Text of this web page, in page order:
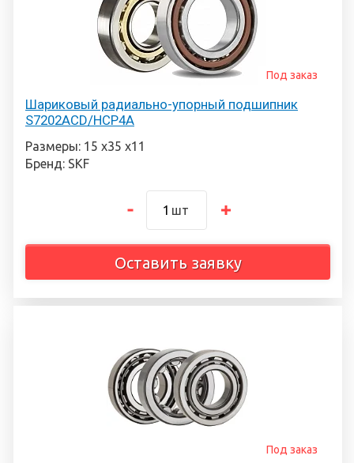
Шариковый радиально-упорный подшипник
S7202ACD/HCP4A
Под заказ
Размеры: 15 х35 х11
Бренд: SKF
шт
Оставить заявку
Под заказ